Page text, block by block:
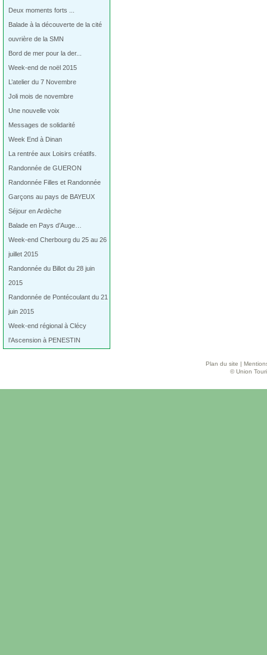
Deux moments forts ...
Balade à la découverte de la cité
ouvrière de la SMN
Bord de mer pour la der...
Week-end de noël 2015
L’atelier du 7 Novembre
Joli mois de novembre
Une nouvelle voix
Messages de solidarité
Week End à Dinan
La rentrée aux Loisirs créatifs.
Randonnée de GUERON
Randonnée Filles et Randonnée
Garçons au pays de BAYEUX
Séjour en Ardèche
Balade en Pays d’Auge…
Week-end Cherbourg du 25 au 26
juillet 2015
Randonnée du Billot du 28 juin
2015
Randonnée de Pontécoulant du 21
juin 2015
Week-end régional à Clécy
l’Ascension à PENESTIN
Plan du site
© Union